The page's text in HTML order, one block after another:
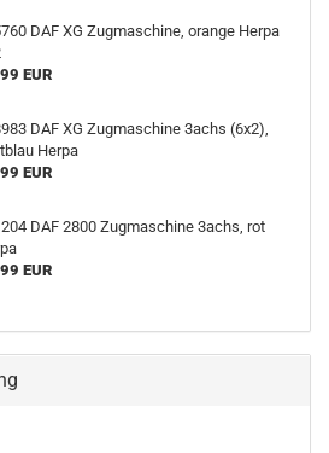
DAF XG Zugmaschine, orange Herpa
EUR
DAF XG Zugmaschine 3achs (6x2),
Herpa
EUR
DAF 2800 Zugmaschine 3achs, rot
EUR